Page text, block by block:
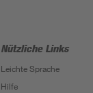
Nützliche Links
Leichte Sprache
Hilfe